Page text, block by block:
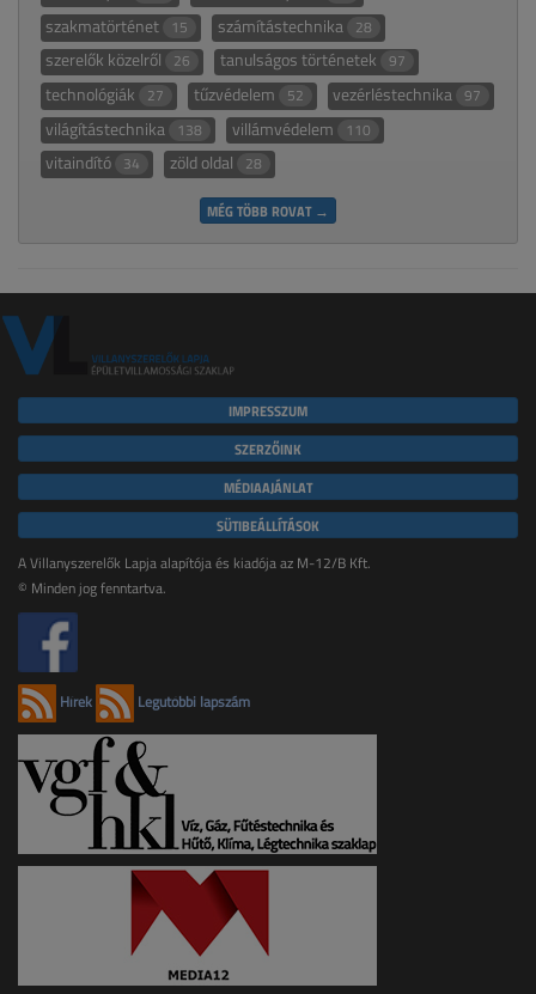
szakmatörténet 15 számítástechnika 28
szerelők közelről 26 tanulságos történetek 97
technológiák 27 tűzvédelem 52 vezérléstechnika 97
világítástechnika 138 villámvédelem 110
vitaindító 34 zöld oldal 28
MÉG TÖBB ROVAT →
IMPRESSZUM
SZERZŐINK
MÉDIAAJÁNLAT
SÜTIBEÁLLÍTÁSOK
A Villanyszerelők Lapja alapítója és kiadója az M-12/B Kft.
© Minden jog fenntartva.
Hírek Legutóbbi lapszám